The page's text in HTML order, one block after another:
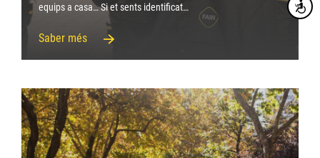
equips a casa… Si et sents identificat…
Saber més